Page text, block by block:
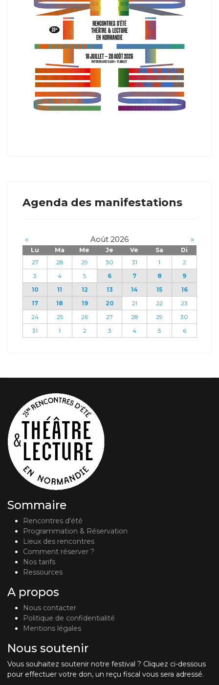
Agenda des manifestations
« Août 2026 »
Lu Ma Me Je Ve Sa
Di
27
28 29 30 31 1
2
3
4 5 6 7 8
9
10
11 12 13 14 15
16
17
18 19 20 21 22
23
24
25 26 27 28 29
30
31
1 2 3 4 5 6
Sommaire
Rencontres d'été
Programmation & Réservation
Lieux des rencontres
Comment réserver ?
Nos tarifs
Ressources
A propos
Nous contacter
Politique de confidentialité
Mentions légales
Nous soutenir
Vous souhaitez soutenir notre festival ? Cliquez ci-dessous
pour effectuer votre don, un reçu fiscal vous sera adressé.